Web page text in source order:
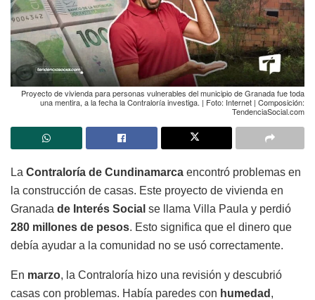
Proyecto de vivienda para personas vulnerables del municipio de Granada fue toda
una mentira, a la fecha la Contraloría investiga. | Foto: Internet | Composición:
TendenciaSocial.com
La Contraloría de Cundinamarca encontró problemas en
la construcción de casas. Este proyecto de vivienda en
Granada de Interés Social se llama Villa Paula y perdió
280 millones de pesos. Esto significa que el dinero que
debía ayudar a la comunidad no se usó correctamente.
En marzo, la Contraloría hizo una revisión y descubrió
casas con problemas. Había paredes con humedad ,